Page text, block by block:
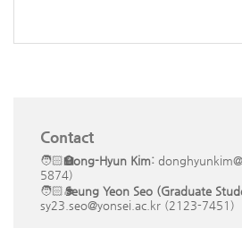
Contact
🧑🏻‍🏫Dong-Hyun Kim:
5874)
🧑🏻‍🎓Seung Yeon Seo (Graduate
sy23.seo@yonsei.ac.kr (2123-7451)